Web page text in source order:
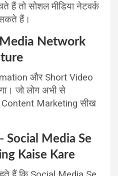
तो सोशल मीडिया नेटवर्क
सकते हैं।
Network
और Short Video
जो लोग अभी से
Marketing सीख
Social Media Se
Kaise Kare